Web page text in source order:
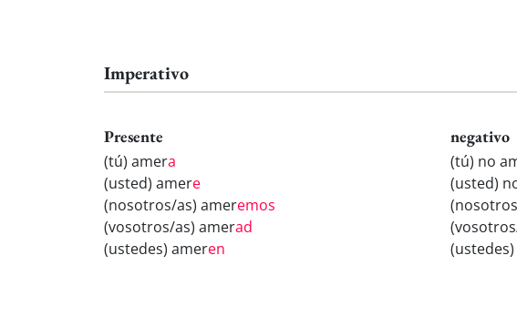
Imperativo
Presente
(tú) amera
(usted) amere
(nosotros/as) ameremos
(vosotros/as) amerad
(ustedes) ameren
negativo
(tú) no
(usted)